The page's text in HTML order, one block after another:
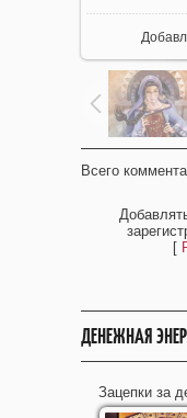
Всего
[
ДЕНЕЖНАЯ
Зацепки за